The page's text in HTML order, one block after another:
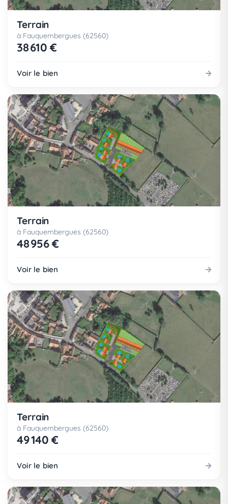
Terrain
à Fauquembergues (62560)
38 610 €
Voir le bien
Terrain
à Fauquembergues (62560)
48 956 €
Voir le bien
Terrain
à Fauquembergues (62560)
49 140 €
Voir le bien